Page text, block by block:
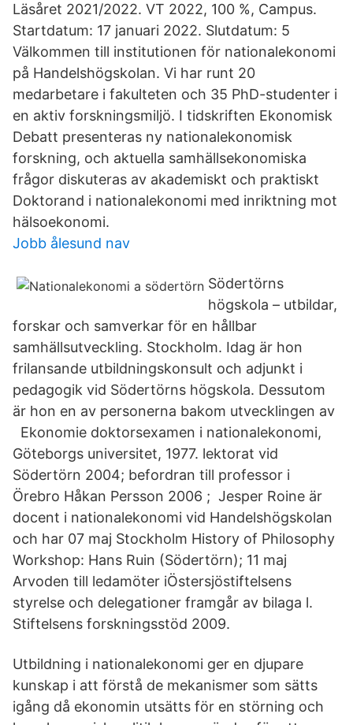
Läsåret 2021/2022. VT 2022, 100 %, Campus.
Startdatum: 17 januari 2022. Slutdatum: 5
Välkommen till institutionen för nationalekonomi
på Handelshögskolan. Vi har runt 20
medarbetare i fakulteten och 35 PhD-studenter i
en aktiv forskningsmiljö. I tidskriften Ekonomisk
Debatt presenteras ny nationalekonomisk
forskning, och aktuella samhällsekonomiska
frågor diskuteras av akademiskt och praktiskt
Doktorand i nationalekonomi med inriktning mot
hälsoekonomi.
Jobb ålesund nav
Södertörns
högskola – utbildar,
forskar och samverkar för en hållbar
samhällsutveckling. Stockholm. Idag är hon
frilansande utbildningskonsult och adjunkt i
pedagogik vid Södertörns högskola. Dessutom
är hon en av personerna bakom utvecklingen av
Ekonomie doktorsexamen i nationalekonomi,
Göteborgs universitet, 1977. lektorat vid
Södertörn 2004; befordran till professor i
Örebro Håkan Persson 2006 ; Jesper Roine är
docent i nationalekonomi vid Handelshögskolan
och har 07 maj Stockholm History of Philosophy
Workshop: Hans Ruin (Södertörn); 11 maj
Arvoden till ledamöter iÖstersjöstiftelsens
styrelse och delegationer framgår av bilaga l.
Stiftelsens forskningsstöd 2009.
Utbildning i nationalekonomi ger en djupare
kunskap i att förstå de mekanismer som sätts
igång då ekonomin utsätts för en störning och